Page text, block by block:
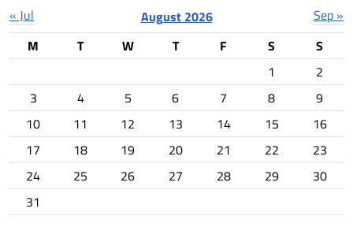
August 2026
M
T W T F S S
« Jul Sep »
1
2
3
4 5 6 7 8
9
10
11 12 13 14 15
16
17
18 19 20 21 22
23
24
25 26 27 28 29
30
31